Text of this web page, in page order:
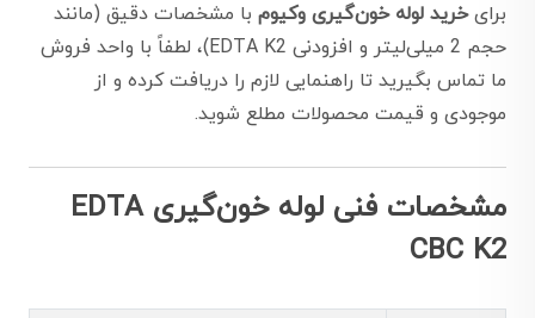
برایخرید لوله خون‌گیری وکیوم با مشخصات دقیق (مانند
حجم 2 میلی‌لیتر و افزودنی EDTA K2)، لطفاً با واحد فروش
ما تماس بگیرید تا راهنمایی لازم را دریافت کرده و از
موجودی و قیمت محصولات مطلع شوید.
مشخصات فنی لوله خون‌گیری EDTA
CBC K2